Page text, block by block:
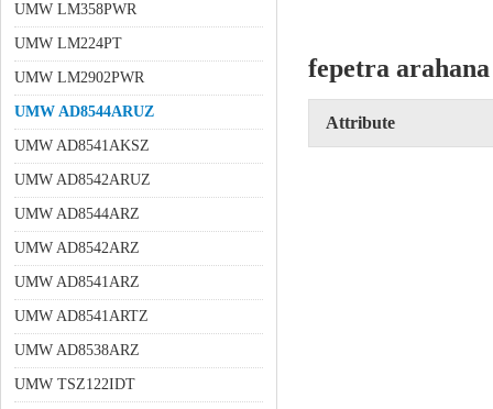
UMW LM358PWR
UMW LM224PT
UMW LM2902PWR
UMW AD8544ARUZ
UMW AD8541AKSZ
UMW AD8542ARUZ
UMW AD8544ARZ
UMW AD8542ARZ
UMW AD8541ARZ
UMW AD8541ARTZ
UMW AD8538ARZ
UMW TSZ122IDT
fepetra arahana
Attribute